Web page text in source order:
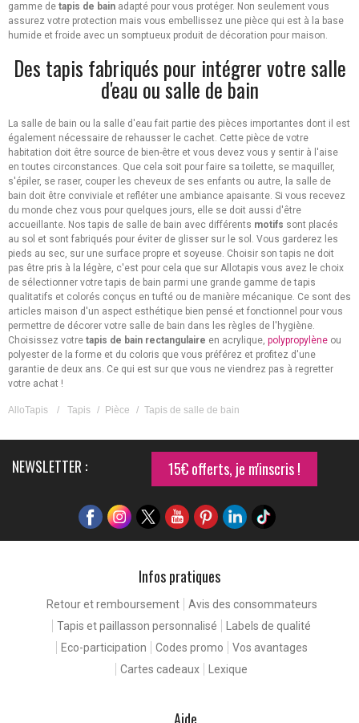
Continuer sans accepter
Pour une expérience de
meilleure qualité
En consultant notre site, vous rencontrez nos cookies. Ceux-ci nous
gamme de tapis de bain adapté pour vous protéger. Non seulement vous
assurez votre protection mais vous embellissez une pièce qui est à la base
humide et froide avec un somptueux produit de décoration pour maison.
Des tapis fabriqués pour intégrer votre salle
d'eau ou salle de bain
La salle de bain ou la salle d'eau fait partie des pièces importantes dont il est
également nécessaire de rehausser le cachet. Cette pièce de votre
habitation doit être source de bien-être et vous devez vous y sentir à l'aise
en toutes circonstances. Que cela soit pour faire sa toilette, se maquiller,
s'épiler, se raser, couper les cheveux de ses enfants ou autre, la salle de
bain doit être conviviale et refléter une ambiance apaisante. Si vous recevez
du monde chez vous pour quelques jours, elle se doit aussi d'être
accueillante. Nos tapis de salle de bain avec différents motifs sont placés
au sol et sont fabriqués pour éviter de glisser sur le sol. Vous garderez les
pieds au sec, sur une surface propre et soyeuse. Choisir son tapis ne doit
pas être pris à la légère, c'est pour cela que sur Allotapis vous avez le choix
de sélectionner votre tapis de bain parmi une grande gamme de tapis
qualitatifs et colorés conçus en tufté ou de manière mécanique. Ce sont des
articles maison d'un aspect esthétique bien pensé et fonctionnel pour vous
permettre de décorer votre salle de bain dans les règles de l'hygiène.
Choisissez votre tapis de bain rectangulaire en acrylique, polypropylène ou
polyester de la forme et du coloris que vous préférez et profitez d'une
garantie de deux ans. Ce qui est sur que vous ne viendrez pas à regretter
votre achat !
AlloTapis / Tapis / Pièce / Tapis de salle de bain
NEWSLETTER : 15€ offerts, je m'inscris !
Infos pratiques
Retour et remboursement
Avis des consommateurs
Tapis et paillasson personnalisé
Labels de qualité
Eco-participation
Codes promo
Vos avantages
Cartes cadeaux
Lexique